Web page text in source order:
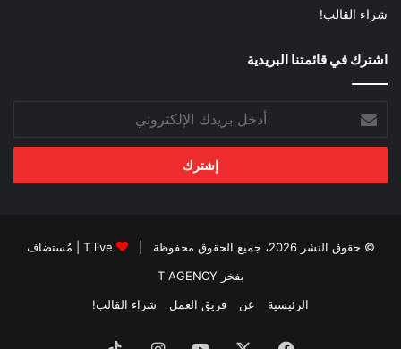
شراء القالب!
اشترك في قائمتنا البريدية
بريدك
الإلكتروني
© حقوق النشر 2026، جميع الحقوق محفوظة | T live | مُستضاف
بفخر T AGENCY
الرئيسية
عن فريق العمل شراء القالب!